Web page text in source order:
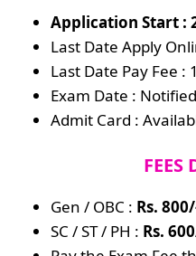
Application Start :
Last Date Apply
Last Date Pay Fee :
Exam Date :
Admit Card :
FEES
Gen / OBC : Rs.
SC / ST / PH : Rs.